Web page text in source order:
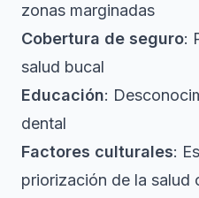
zonas marginadas
Cobertura de seguro:
salud bucal
Educación:
dental
Factores culturales:
priorización de la salud